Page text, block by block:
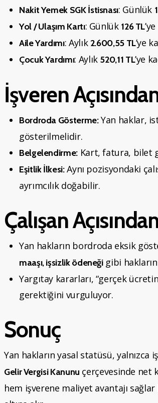
Nakit Yemek SGK İstisnası: Günlük
Yol / Ulaşım Kartı: Günlük 126 TL
Aile Yardımı: Aylık 2.600,55 TL’ye
Çocuk Yardımı: Aylık 520,11 TL’ye
İşveren
Bordroda Gösterme:Yan haklar,
gösterilmelidir.
Belgelendirme:Kart, fatura, bilet
Eşitlik İlkesi:Aynı pozisyondaki
ayrımcılık doğabilir.
Çalışan
Yan hakların bordroda eksik
maaşı, işsizlik ödeneğigibi
Yargıtay kararları, “gerçek
gerektiğini vurguluyor.
Sonuç
Yan hakların yasal statüsü,
Gelir Vergisi Kanunu çerçevesinde net
hem işverene maliyet avantajı sağlar